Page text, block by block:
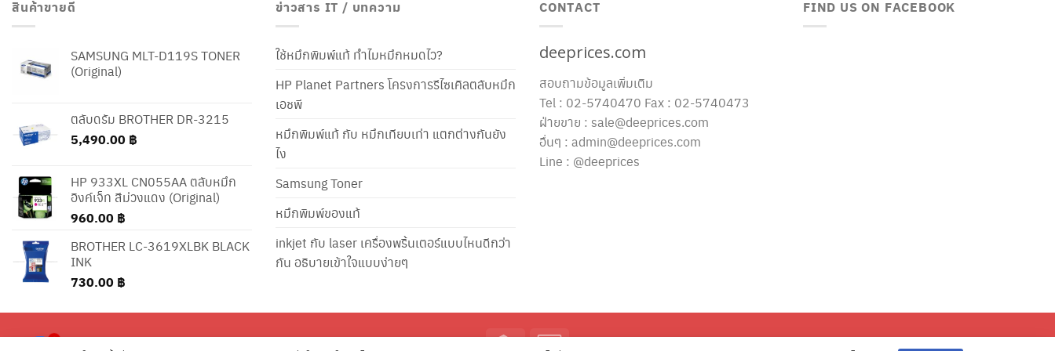
สินค้าขายดี
SAMSUNG MLT-D119S TONER
(Original)
ตลับดรัม BROTHER DR-3215
5,490.00 ฿
HP 933XL CN055AA ตลับหมึก
อิงค์เจ็ท สีม่วงแดง (Original)
960.00 ฿
BROTHER LC-3619XLBK BLACK
INK
730.00 ฿
ข่าวสาร IT / บทความ
ใช้หมึกพิมพ์แท้ ทำไมหมึกหมดไว?
HP Planet Partners โครงการรีไซเคิลตลับหมึก
เอชพี
หมึกพิมพ์แท้ กับ หมึกเทียบเท่า แตกต่างกันยัง
ไง
Samsung Toner
หมึกพิมพ์ของแท้
inkjet กับ laser เครื่องพริ้นเตอร์แบบไหนดีกว่า
กัน อธิบายเข้าใจแบบง่ายๆ
CONTACT
deeprices.com
สอบถามข้อมูลเพิ่มเติม
Tel : 02-5740470 Fax : 02-5740473
ฝ่ายขาย : sale@deeprices.com
อื่นๆ : admin@deeprices.com
Line : @deeprices
FIND US ON FACEBOOK
Credit
Credit
2